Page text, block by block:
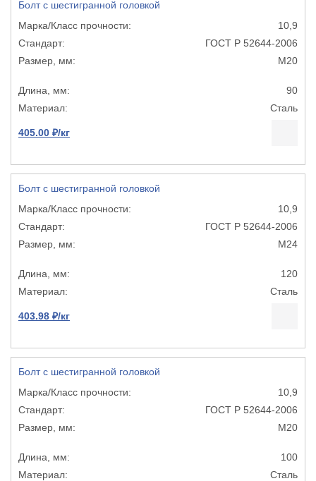
Болт с шестигранной головкой
10,9
ГОСТ Р 52644-2006
М20
90
Сталь
405.00 ₽/кг
Болт с шестигранной головкой
10,9
ГОСТ Р 52644-2006
М24
120
Сталь
403.98 ₽/кг
Болт с шестигранной головкой
10,9
ГОСТ Р 52644-2006
М20
100
Сталь